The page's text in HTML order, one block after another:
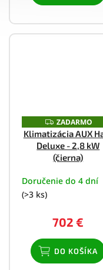
Z
A
D
A
R
M
ZADARMO
Klimatizácia AUX
Deluxe - 2,8 kW
(čierna)
Doručenie do 4 dní
(>3 ks)
702 €
DO KOŠÍKA